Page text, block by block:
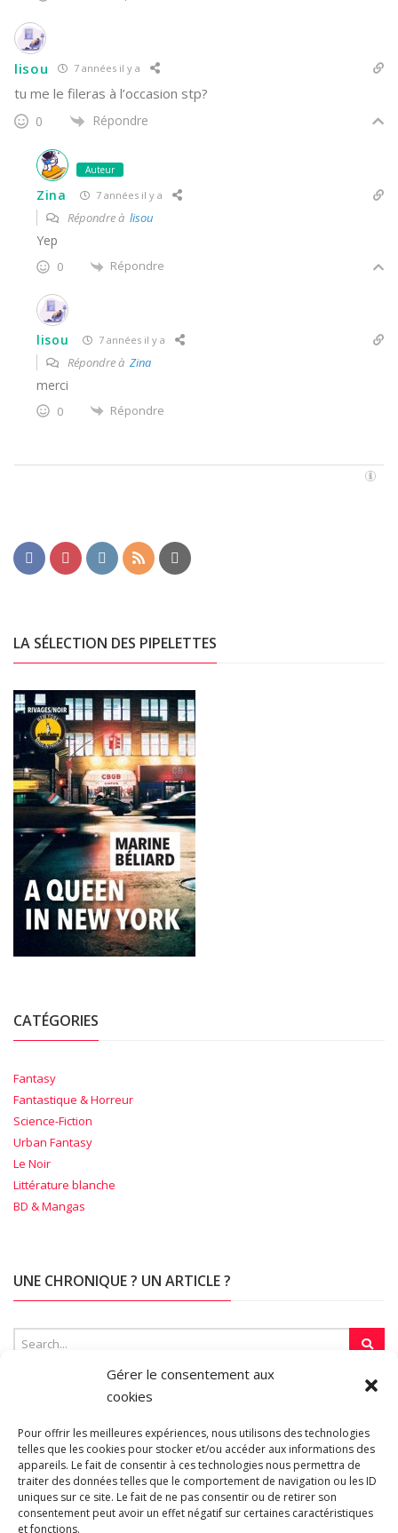
Gérer le consentement aux
cookies
Pour offrir les meilleures expériences, nous utilisons des technologies
telles que les cookies pour stocker et/ou accéder aux informations des
appareils. Le fait de consentir à ces technologies nous permettra de
traiter des données telles que le comportement de navigation ou les ID
uniques sur ce site. Le fait de ne pas consentir ou de retirer son
consentement peut avoir un effet négatif sur certaines caractéristiques
et fonctions.
lisou 7 années il y a
tu me le fileras à l’occasion stp?
0 Répondre
Auteur
Zina 7 années il y a
Répondre à lisou
Yep
0 Répondre
lisou 7 années il y a
Répondre à Zina
merci
0 Répondre
LA SÉLECTION DES PIPELETTES
CATÉGORIES
Fantasy
Fantastique & Horreur
Science-Fiction
Urban Fantasy
Le Noir
Littérature blanche
BD & Mangas
UNE CHRONIQUE ? UN ARTICLE ?
SUR LA TOILE…
Blogroll